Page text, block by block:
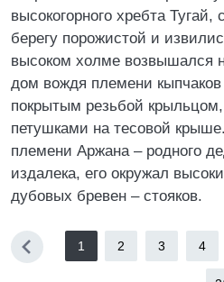
высокогорного хребта
берегу порожистой и
высоком холме возвышался
дом вождя племени
покрытым резьбой
петушками на тесовой
племени Аржана – родного
издалека, его окружал
дубовых бревен – стояков.
1 2 3 4